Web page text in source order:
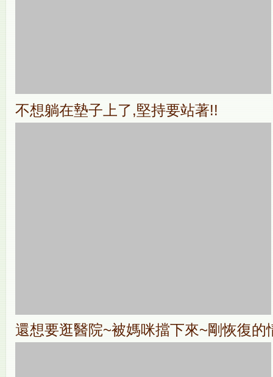
不想躺在墊子上了,堅持要站著!!
還想要逛醫院~被媽咪擋下來~剛恢復